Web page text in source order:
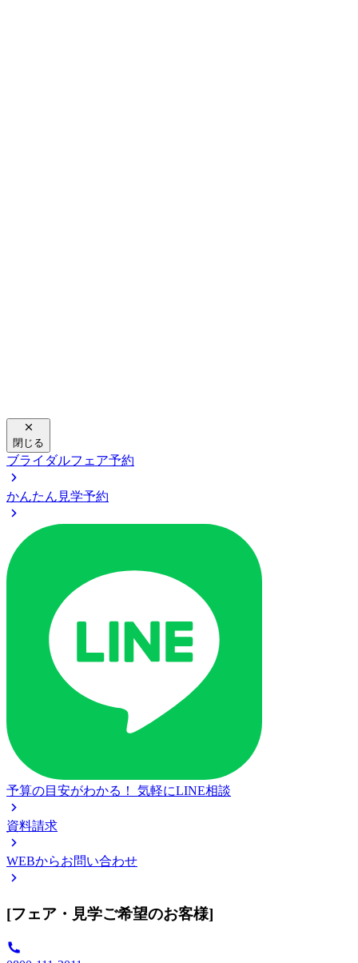
閉じる
ブライダルフェア予約
かんたん見学予約
予算の目安がわかる！ 気軽にLINE相談
資料請求
WEBからお問い合わせ
[フェア・見学ご希望のお客様]